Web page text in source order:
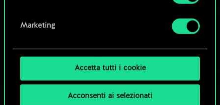
Marketing
Accetta tutti i cookie
Acconsenti ai selezionati